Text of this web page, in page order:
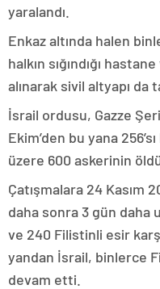
yaralandı.
Enkaz altında halen
halkın sığındığı
alınarak sivil altyapı da
İsrail ordusu, Gazze
Ekim’den bu yana
üzere 600 askerinin
Çatışmalara 24 Kasım
daha sonra 3 gün daha
ve 240 Filistinli esir
yandan İsrail, binlerce
devam etti.